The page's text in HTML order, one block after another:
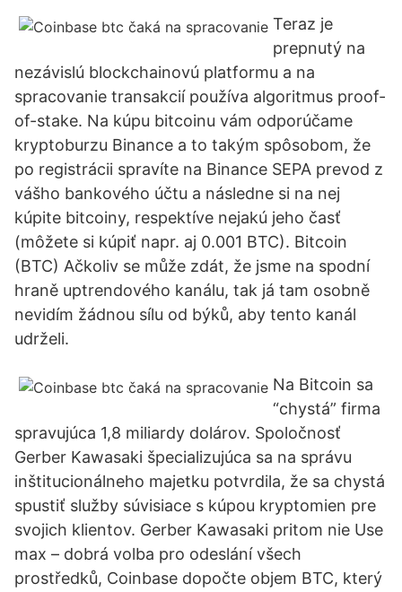
Teraz je
prepnutý na
nezávislú blockchainovú platformu a na
spracovanie transakcií používa algoritmus proof-
of-stake. Na kúpu bitcoinu vám odporúčame
kryptoburzu Binance a to takým spôsobom, že
po registrácii spravíte na Binance SEPA prevod z
vášho bankového účtu a následne si na nej
kúpite bitcoiny, respektíve nejakú jeho časť
(môžete si kúpiť napr. aj 0.001 BTC). Bitcoin
(BTC) Ačkoliv se může zdát, že jsme na spodní
hraně uptrendového kanálu, tak já tam osobně
nevidím žádnou sílu od býků, aby tento kanál
udrželi.
Na Bitcoin sa
“chystá” firma
spravujúca 1,8 miliardy dolárov. Spoločnosť
Gerber Kawasaki špecializujúca sa na správu
inštitucionálneho majetku potvrdila, že sa chystá
spustiť služby súvisiace s kúpou kryptomien pre
svojich klientov. Gerber Kawasaki pritom nie Use
max – dobrá volba pro odeslání všech
prostředků, Coinbase dopočte objem BTC, který